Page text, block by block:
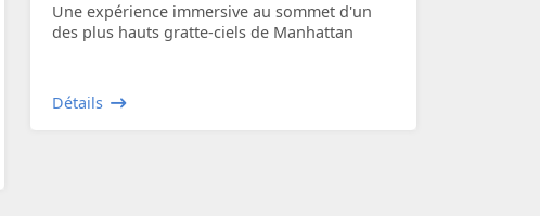
Une expérience immersive au sommet d'un
des plus hauts gratte-ciels de Manhattan
Détails